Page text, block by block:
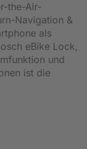
the-Air-
Navigation &
als
eBike Lock,
und
ist die